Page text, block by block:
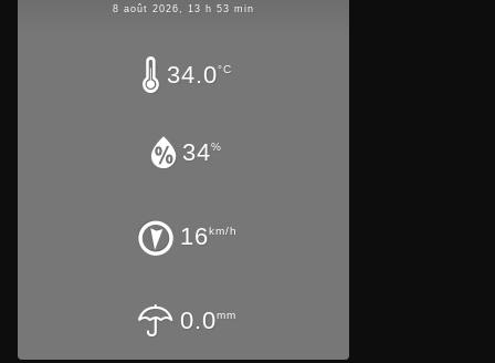
8 août 2026, 13 h 53 min
34.0°C
34%
16km/h
0.0mm